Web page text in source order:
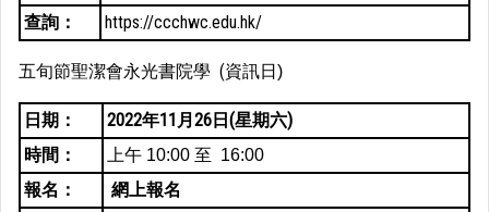
查詢：
https://ccchwc.edu.hk/
五旬節聖潔會永光書院學 (資訊日)
日期：
2022年11月26日(星期六)
時間：
上午 10:00 至 16:00
報名： 網上報名